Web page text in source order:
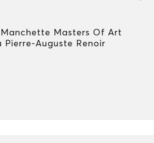
Masters Of Art
Pierre-Auguste Renoir